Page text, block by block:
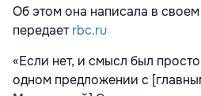
Об этом она написала в
передаетrbc.ru
«Если нет, и смысл был
одном предложении с